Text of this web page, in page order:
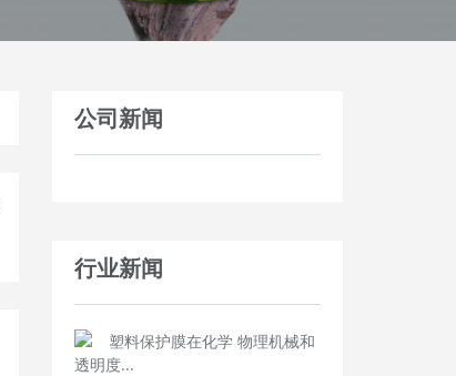
公司新闻
行业新闻
塑料保护膜在化学 物理机械和
透明度...